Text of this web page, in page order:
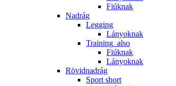
Fiúknak
Nadrág
Legging
Lányoknak
Training_also
Fiúknak
Lányoknak
Rövidnadrág
Sport short